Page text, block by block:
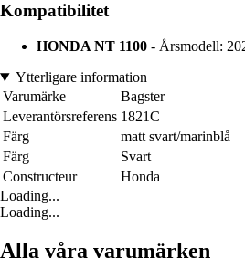
Kompatibilitet
HONDA NT 1100 - Årsmodell:
Ytterligare information
Varumärke
Bagster
Leverantörsreferens 1821C
Färg
matt svart/marinblå
Färg
Svart
Constructeur
Honda
Loading...
Loading...
Alla våra varumärken